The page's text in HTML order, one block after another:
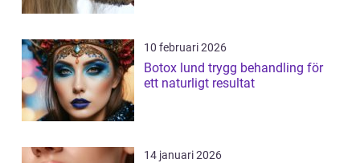
10 februari 2026
Botox lund trygg behandling för
ett naturligt resultat
14 januari 2026